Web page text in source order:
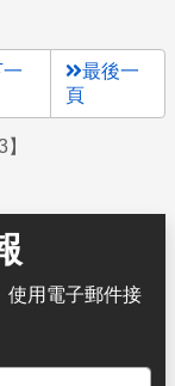
最後一
頁
使用電子郵件接